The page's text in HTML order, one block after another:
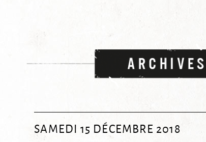
SAMEDI 15 DÉCEMBRE 2018